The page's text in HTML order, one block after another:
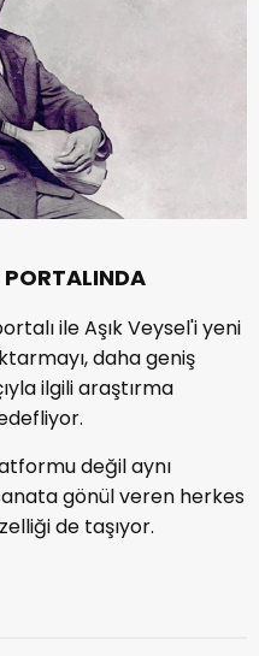
PORTALINDA
ile Aşık Veysel'i yeni
daha geniş
ilgili araştırma
değil aynı
gönül veren herkes
de taşıyor.